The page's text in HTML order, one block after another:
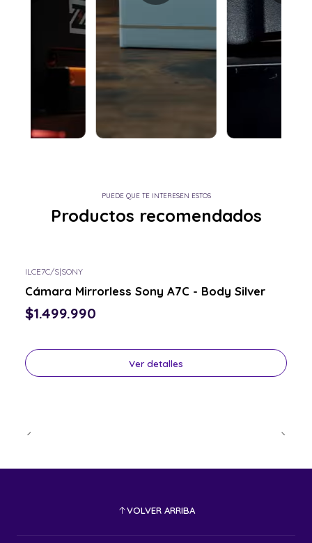
PUEDE QUE TE INTERESEN ESTOS
Productos recomendados
ILCE7C/S|SONY
Cámara Mirrorless Sony A7C - Body Silver
$1.499.990
Ver detalles
VOLVER ARRIBA